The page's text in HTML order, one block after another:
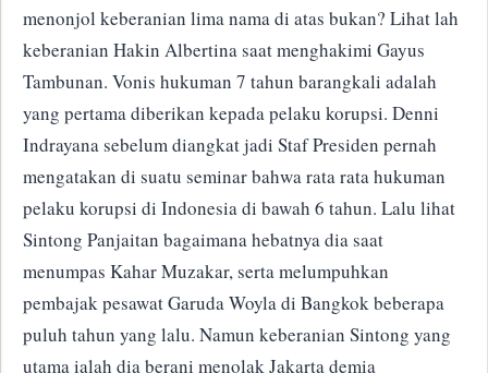
menonjol keberanian lima nama di atas bukan? Lihat lah
keberanian Hakin Albertina saat menghakimi Gayus
Tambunan. Vonis hukuman 7 tahun barangkali adalah
yang pertama diberikan kepada pelaku korupsi. Denni
Indrayana sebelum diangkat jadi Staf Presiden pernah
mengatakan di suatu seminar bahwa rata rata hukuman
pelaku korupsi di Indonesia di bawah 6 tahun. Lalu lihat
Sintong Panjaitan bagaimana hebatnya dia saat
menumpas Kahar Muzakar, serta melumpuhkan
pembajak pesawat Garuda Woyla di Bangkok beberapa
puluh tahun yang lalu. Namun keberanian Sintong yang
utama ialah dia berani menolak Jakarta demia